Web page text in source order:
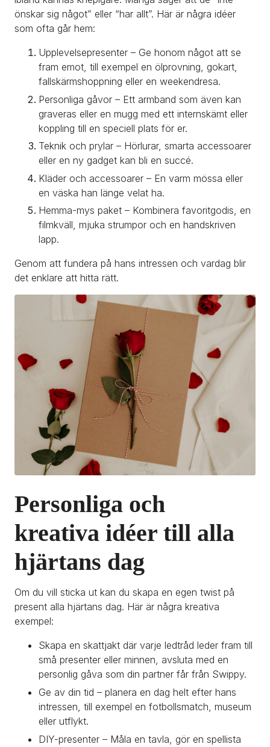
önskar sig något” eller “har allt”. Här är några idéer
som ofta går hem:
Upplevelsepresenter – Ge honom något att se
fram emot, till exempel en ölprovning, gokart,
fallskärmshoppning eller en weekendresa.
Personliga gåvor – Ett armband som även kan
graveras eller en mugg med ett internskämt eller
koppling till en speciell plats för er.
Teknik och prylar – Hörlurar, smarta accessoarer
eller en ny gadget kan bli en succé.
Kläder och accessoarer – En varm mössa eller
en väska han länge velat ha.
Hemma-mys paket – Kombinera favoritgodis, en
filmkväll, mjuka strumpor och en handskriven
lapp.
Genom att fundera på hans intressen och vardag blir
det enklare att hitta rätt.
Personliga och
kreativa idéer till alla
hjärtans dag
Om du vill sticka ut kan du skapa en egen twist på
present alla hjärtans dag. Här är några kreativa
exempel:
Skapa en skattjakt där varje ledtråd leder fram till
små presenter eller minnen, avsluta med en
personlig gåva som din partner får från Swippy.
Ge av din tid – planera en dag helt efter hans
intressen, till exempel en fotbollsmatch, museum
eller utflykt.
DIY-presenter – Måla en tavla, gör en spellista